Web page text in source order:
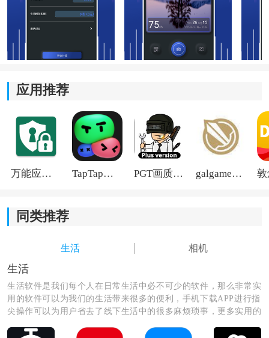
*相机功能，让用户在拍摄时了解环境音量情况，拍出更
加符合实际的场景。
*提供多样化的小工具，如放大镜、尺子、角度测量等，
应用推荐
万能应用隐藏 TapTap国际版2026 PGT画质助手旧版 galgame游戏盒子2026
同类推荐
生活 相机
生活
生活软件是我们每个人在日常生活中必不可少的软件，那么非常实
用的软件可以为我们的生活带来很多的便利，手机下载APP进行指
尖操作可以为用户省去了线下生活中的很多麻烦琐事，更多实用的